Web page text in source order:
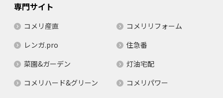
専門サイト
コメリ産直
コメリリフォーム
レンガ.pro
住急番
菜園&ガーデン
灯油宅配
コメリハード&グリーン
コメリパワー